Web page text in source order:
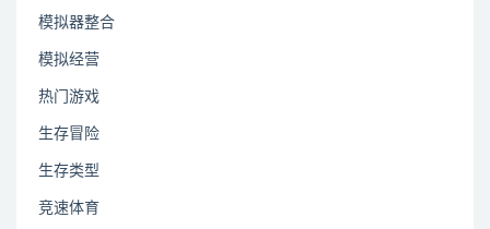
模拟器整合
模拟经营
热门游戏
生存冒险
生存类型
竞速体育